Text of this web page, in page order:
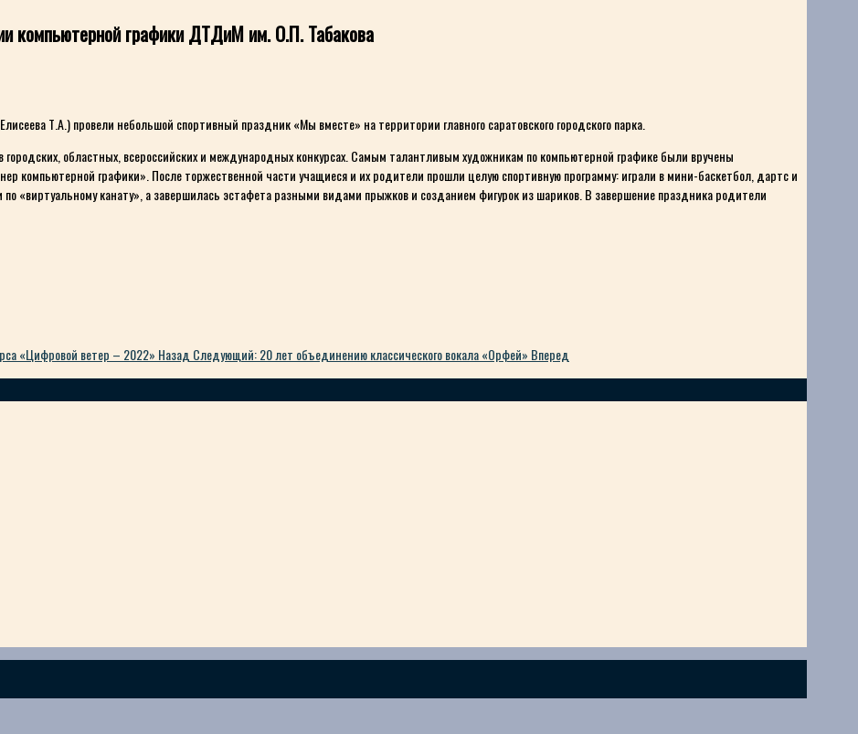
компьютерной графики ДТДиМ им. О.П. Табакова
Т.А.) провели небольшой спортивный праздник «Мы вместе» на территории главного саратовского городского парка.
областных, всероссийских и международных конкурсах. Самым талантливым художникам по компьютерной графике были вручены
компьютерной графики». После торжественной части учащиеся и их родители прошли целую спортивную программу: играли в мини-баскетбол, дартс и
«виртуальному канату», а завершилась эстафета разными видами прыжков и созданием фигурок из шариков. В завершение праздника родители
«Цифровой ветер – 2022» Назад Следующий: 20 лет объединению классического вокала «Орфей» Вперед